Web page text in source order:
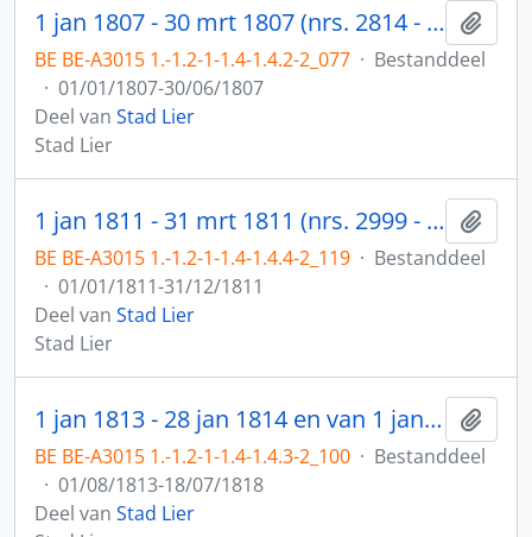
1 jan 1807 - 30 mrt 1807 (nrs. 2814 - 2890); 2 apr 1807 - 30 jun 1807 (nrs. 2891 - 2972)
BE BE-A3015 1.-1.2-1-1.4-1.4.2-2_077 · Bestanddeel
· 01/01/1807-30/06/1807
Deel van Stad Lier
Stad Lier
1 jan 1811 - 31 mrt 1811 (nrs. 2999 - 3148); 1 apr 1811 - 26 jun 1811 (nrs. 3149 - 3262); 1 jul 1811 - 27 sep 1811 (nrs. 3263 - 3373); 1 okt 1811 - 31 dec 1811 (nrs. 3374 - 3481)
BE BE-A3015 1.-1.2-1-1.4-1.4.4-2_119 · Bestanddeel
· 01/01/1811-31/12/1811
Deel van Stad Lier
Stad Lier
1 jan 1813 - 28 jan 1814 en van 1 jan 1818 - 18 juli 1818
BE BE-A3015 1.-1.2-1-1.4-1.4.3-2_100 · Bestanddeel
· 01/08/1813-18/07/1818
Deel van Stad Lier